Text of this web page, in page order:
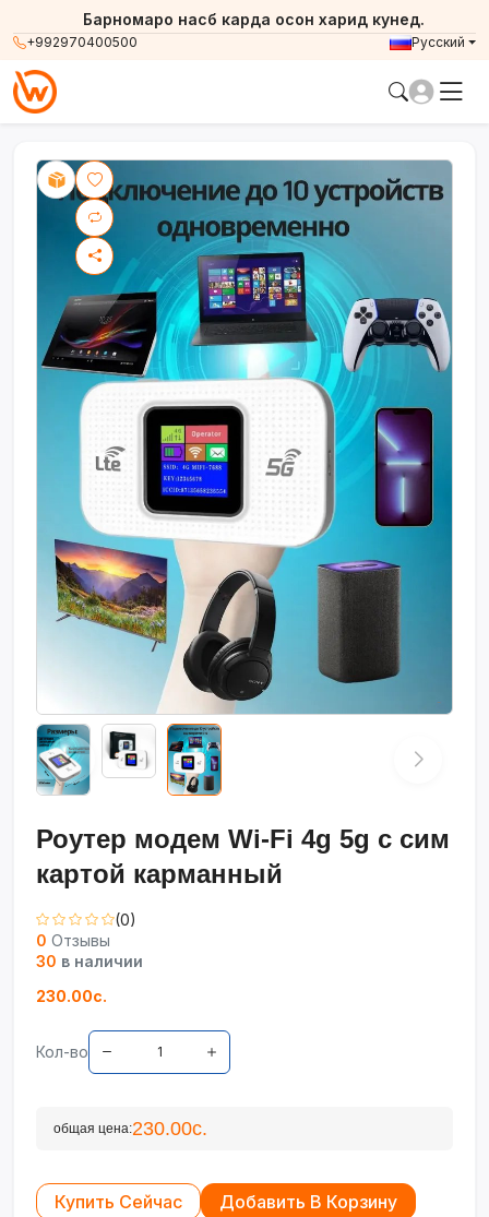
+992970400500
Барномаро насб карда осон харид кунед.
Русский
Роутер модем Wi-Fi 4g 5g с сим
картой карманный
(0)
0 Отзывы
30 в наличии
230.00с.
Кол-во
общая цена:230.00с.
Купить Сейчас Добавить В Корзину